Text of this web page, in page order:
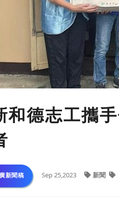
和德志工攜
新聞稿 Sep 25,2023 新聞